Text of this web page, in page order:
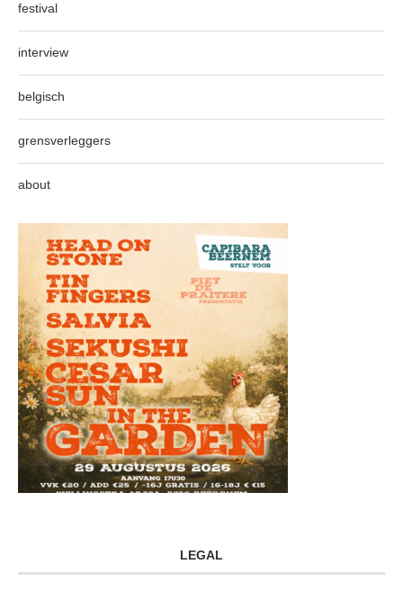
festival
interview
belgisch
grensverleggers
about
LEGAL